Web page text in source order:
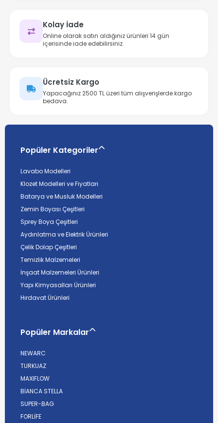
Kolay İade
Online olarak satın aldığınız ürünleri 14 gün
içerisinde iade edebilirsiniz.
Ücretsiz Kargo
Yapacağınız 2500 TL üzeri tüm alışverişlerde kargo
bedava.
Popüler Kategoriler
Lavabo Modelleri
Klozet Modelleri ve Fiyatları
Batarya ve Musluk Modelleri
Zemin Boyası Çeşitleri
Sprey Boya Çeşitleri
Aydınlatma ve Elektrik Ürünleri
Çelik Dolap Çeşitleri
Temizlik Malzemeleri
İnşaat Malzemeleri Ürünleri
Yapı Kimyasalları Ürünleri
Hırdavat Ürünleri
Popüler Markalar
NEWARC
TURKUAZ
MAXIFLOW
BİANCA STELLA
SUPER-BAG
FORLİFE